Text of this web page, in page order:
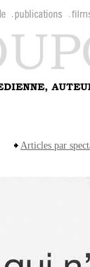
Articles par